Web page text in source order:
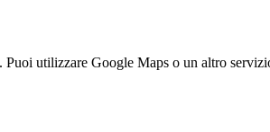
utilizzare Google Maps o un altro